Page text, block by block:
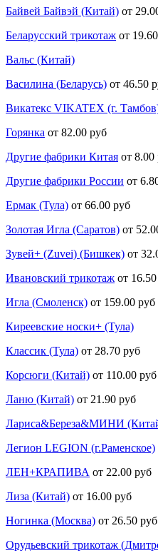
Байвей Байвэй (Китай) от
Беларусский трикотаж от
Вальс (Китай)
Василина (Беларусь) от 46.50
Викатекс VIKATEX (г.
Горянка от 82.00 руб
Другие фабрики Китая от 8.00
Другие фабрики России от
Ермак (Тула) от 66.00 руб
Золотая Игла (Саратов) от
Зувей+ (Zuvei) (Бишкек) от
Ивановский трикотаж от
Игла (Смоленск) от 159.00 руб
Киреевские носки+ (Тула)
Классик (Тула) от 28.70 руб
Корсюги (Китай) от 110.00 руб
Ланю (Китай) от 21.90 руб
Лариса&Береза&МИНИ
Легион LEGION (г.Раменское)
ЛЕН+КРАПИВА от 22.00 руб
Лиза (Китай) от 16.00 руб
Ногинка (Москва) от 26.50 руб
Орудьевский трикотаж